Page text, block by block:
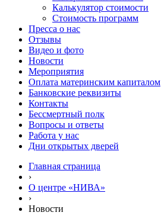
Калькулятор стоимости
Стоимость программ
Пресса о нас
Отзывы
Видео и фото
Новости
Мероприятия
Оплата материнским капиталом
Банковские реквизиты
Контакты
Бессмертный полк
Вопросы и ответы
Работа у нас
Дни открытых дверей
Главная страница
›
О центре «НИВА»
›
Новости